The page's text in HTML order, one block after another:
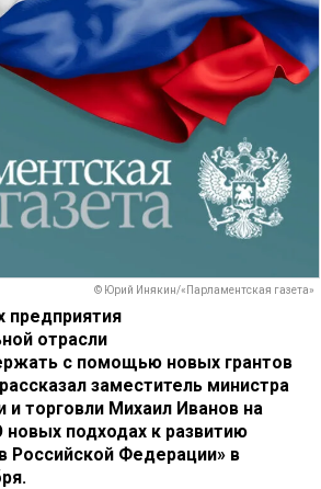
© Юрий Инякин/«Парламентская газета»
предприятия
отрасли
с помощью новых грантов
заместитель министра
торговли Михаил Иванов на
новых подходах к развитию
Российской Федерации» в